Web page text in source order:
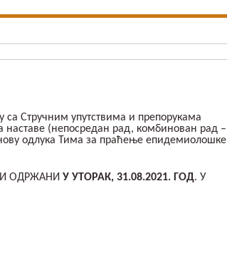
са Стручним упутствима и препорукама
(непосредан рад, комбинован рад –
одлука Тима за праћење епидемиолошке
ОДРЖАНИ У УТОРАК, 31.08.2021. ГОД. У